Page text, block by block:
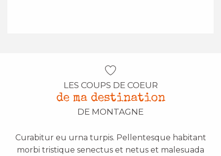
LES COUPS DE COEUR
de ma destination
DE MONTAGNE
Curabitur eu urna turpis. Pellentesque habitant
morbi tristique senectus et netus et malesuada